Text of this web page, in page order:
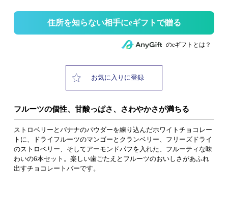
住所を知らない相手にeギフトで贈る
のeギフトとは？
お気に入りに登録
フルーツの個性、甘酸っぱさ、さわやかさが満ちる
ストロベリーとバナナのパウダーを練り込んだホワイトチョコレー
トに、ドライフルーツのマンゴーとクランベリー、フリーズドライ
のストロベリー、そしてアーモンドパフを入れた、フルーティな味
わいの6本セット。楽しい歯ごたえとフルーツのおいしさがあふれ
出すチョコレートバーです。